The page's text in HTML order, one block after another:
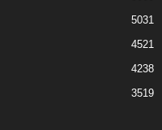
5031
4521
4238
3519